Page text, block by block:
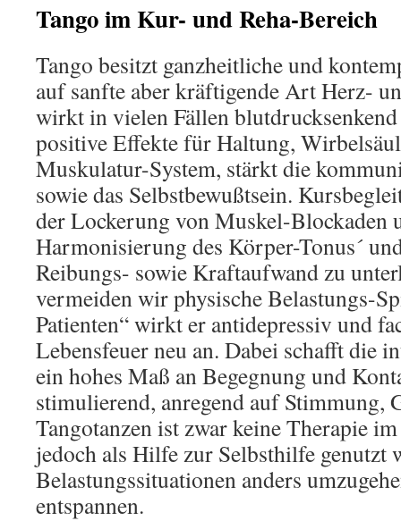
Tango im Kur- und Reha-Bereich
Tango besitzt ganzheitliche und
auf sanfte aber kräftigende Art Herz-
wirkt in vielen Fällen
positive Effekte für Haltung,
Muskulatur-System, stärkt die
sowie das Selbstbewußtsein.
der Lockerung von Muskel-Blockaden
Harmonisierung des Körper-Tonus´
Reibungs- sowie Kraftaufwand zu
vermeiden wir physische Belastungs-
Patienten“ wirkt er antidepressiv und
Lebensfeuer neu an. Dabei schafft die
ein hohes Maß an Begegnung und
stimulierend, anregend auf Stimmung,
Tangotanzen ist zwar keine Therapie
jedoch als Hilfe zur Selbsthilfe genutzt
Belastungssituationen anders
entspannen.